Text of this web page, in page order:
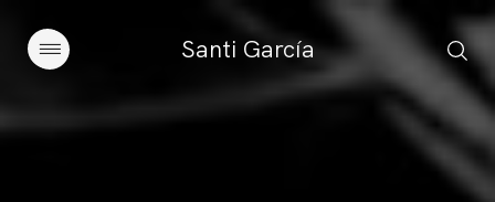
Santi García
Artículos